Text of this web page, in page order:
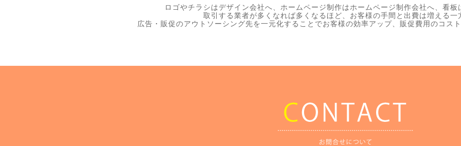
ロゴやチラシはデザイン会社へ、ホームページ制作はホームページ制作会社へ、看板
取引する業者が多くなれば多くなるほど、お客様の手間と出費は増える一
広告・販促のアウトソーシング先を一元化することでお客様の効率アップ、販促費用のコス